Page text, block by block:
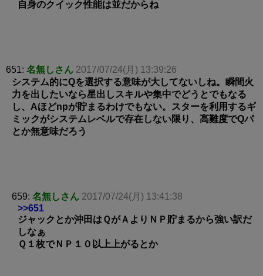
自身のクイック性能は並だからね
651: 名無しさん 2017/07/24(月) 13:39:26
システム的にQを選択する意味が大してないしね。瞬間火
力を出したいなら星出しスキルや集中でどうとでもなる
し、Aほどnpが貯まるわけでもない。スターを利用するギ
ミックがシステムレベルで存在しない限り、高難度でQパ
とか無意味だろう
659: 名無しさん 2017/07/24(月) 13:41:38
>>651
ジャックとか沖田はＱがＡよりＮＰ貯まるから強い訳だ
しなぁ
Ｑ１枚でＮＰ１０以上上がるとか